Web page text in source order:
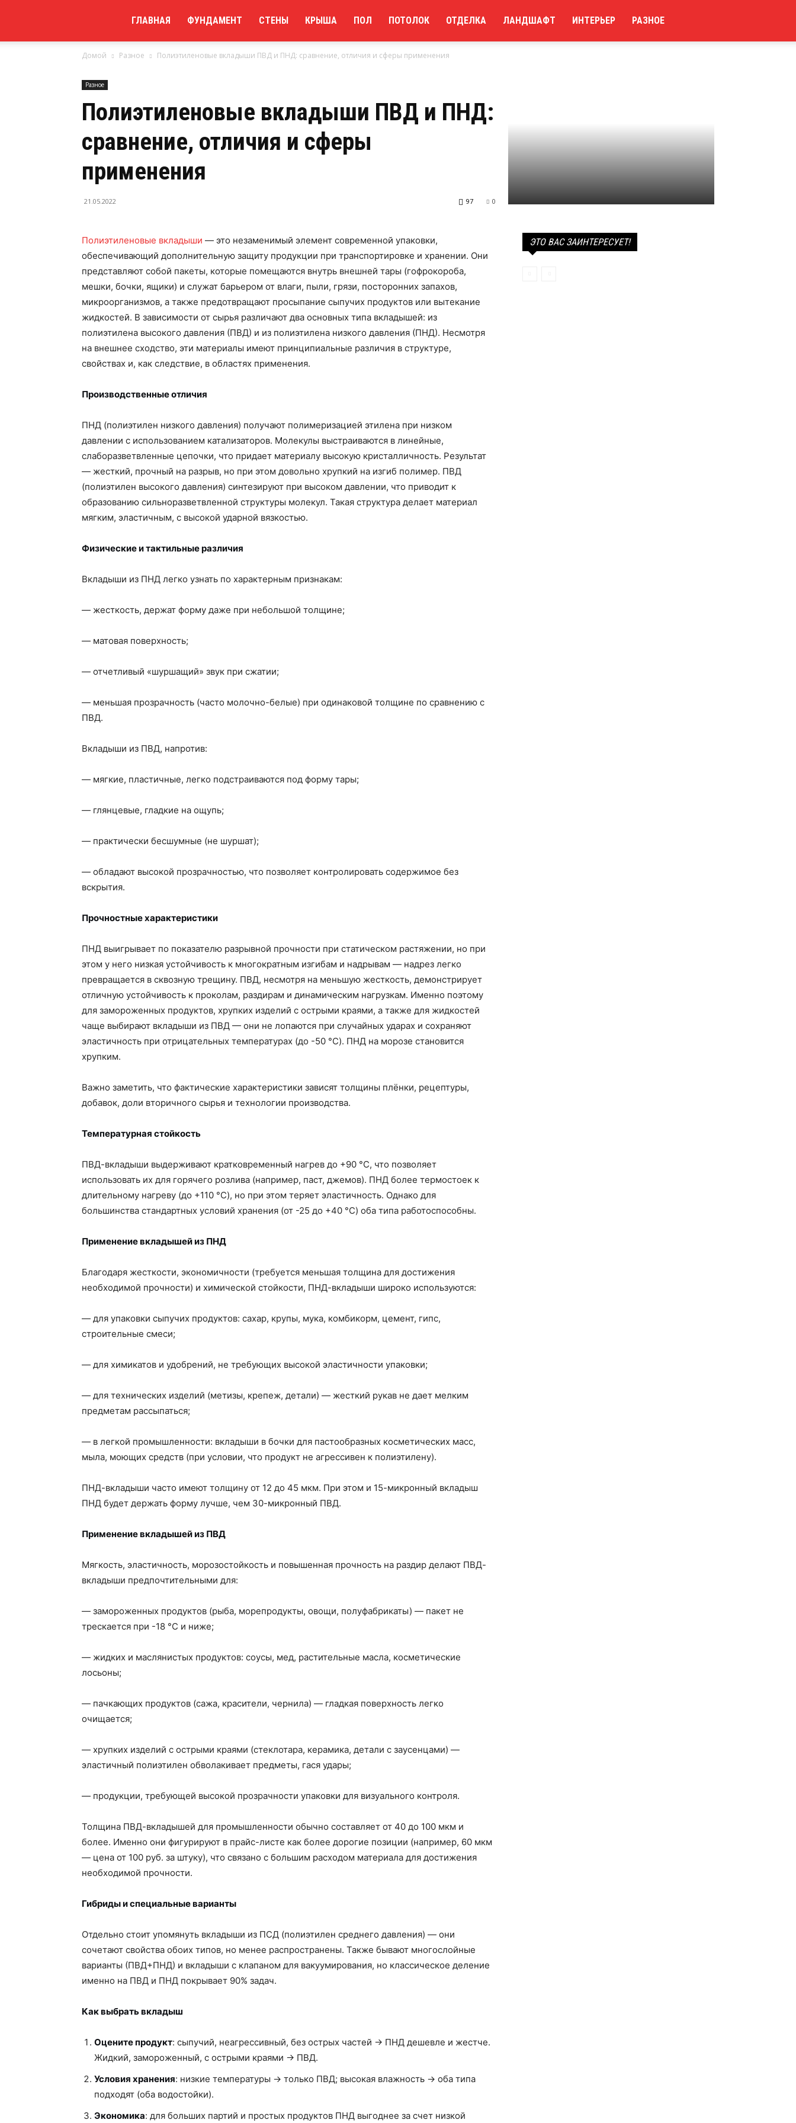
ГЛАВНАЯ ФУНДАМЕНТ СТЕНЫ КРЫША ПОЛ ПОТОЛОК ОТДЕЛКА ЛАНДШАФТ ИНТЕРЬЕР РАЗНОЕ
Домой Разное Полиэтиленовые вкладыши ПВД и ПНД: сравнение, отличия и сферы применения
Разное
Полиэтиленовые вкладыши ПВД и ПНД:
сравнение, отличия и сферы
применения
21.05.2022 0
97
Полиэтиленовые вкладыши — это незаменимый элемент современной упаковки,
обеспечивающий дополнительную защиту продукции при транспортировке и хранении. Они
представляют собой пакеты, которые помещаются внутрь внешней тары (гофрокороба,
мешки, бочки, ящики) и служат барьером от влаги, пыли, грязи, посторонних запахов,
микроорганизмов, а также предотвращают просыпание сыпучих продуктов или вытекание
жидкостей. В зависимости от сырья различают два основных типа вкладышей: из
полиэтилена высокого давления (ПВД) и из полиэтилена низкого давления (ПНД). Несмотря
на внешнее сходство, эти материалы имеют принципиальные различия в структуре,
свойствах и, как следствие, в областях применения.
Производственные отличия
ПНД (полиэтилен низкого давления) получают полимеризацией этилена при низком
давлении с использованием катализаторов. Молекулы выстраиваются в линейные,
слаборазветвленные цепочки, что придает материалу высокую кристалличность. Результат
— жесткий, прочный на разрыв, но при этом довольно хрупкий на изгиб полимер. ПВД
(полиэтилен высокого давления) синтезируют при высоком давлении, что приводит к
образованию сильноразветвленной структуры молекул. Такая структура делает материал
мягким, эластичным, с высокой ударной вязкостью.
Физические и тактильные различия
Вкладыши из ПНД легко узнать по характерным признакам:
— жесткость, держат форму даже при небольшой толщине;
— матовая поверхность;
— отчетливый «шуршащий» звук при сжатии;
— меньшая прозрачность (часто молочно-белые) при одинаковой толщине по сравнению с
ПВД.
Вкладыши из ПВД, напротив:
— мягкие, пластичные, легко подстраиваются под форму тары;
— глянцевые, гладкие на ощупь;
— практически бесшумные (не шуршат);
— обладают высокой прозрачностью, что позволяет контролировать содержимое без
вскрытия.
Прочностные характеристики
ПНД выигрывает по показателю разрывной прочности при статическом растяжении, но при
этом у него низкая устойчивость к многократным изгибам и надрывам — надрез легко
превращается в сквозную трещину. ПВД, несмотря на меньшую жесткость, демонстрирует
отличную устойчивость к проколам, раздирам и динамическим нагрузкам. Именно поэтому
для замороженных продуктов, хрупких изделий с острыми краями, а также для жидкостей
чаще выбирают вкладыши из ПВД — они не лопаются при случайных ударах и сохраняют
эластичность при отрицательных температурах (до -50 °C). ПНД на морозе становится
хрупким.
Важно заметить, что фактические характеристики зависят толщины плёнки, рецептуры,
добавок, доли вторичного сырья и технологии производства.
Температурная стойкость
ПВД-вкладыши выдерживают кратковременный нагрев до +90 °C, что позволяет
использовать их для горячего розлива (например, паст, джемов). ПНД более термостоек к
длительному нагреву (до +110 °C), но при этом теряет эластичность. Однако для
большинства стандартных условий хранения (от -25 до +40 °C) оба типа работоспособны.
Применение вкладышей из ПНД
Благодаря жесткости, экономичности (требуется меньшая толщина для достижения
необходимой прочности) и химической стойкости, ПНД-вкладыши широко используются:
— для упаковки сыпучих продуктов: сахар, крупы, мука, комбикорм, цемент, гипс,
строительные смеси;
— для химикатов и удобрений, не требующих высокой эластичности упаковки;
— для технических изделий (метизы, крепеж, детали) — жесткий рукав не дает мелким
предметам рассыпаться;
— в легкой промышленности: вкладыши в бочки для пастообразных косметических масс,
мыла, моющих средств (при условии, что продукт не агрессивен к полиэтилену).
ПНД-вкладыши часто имеют толщину от 12 до 45 мкм. При этом и 15-микронный вкладыш
ПНД будет держать форму лучше, чем 30-микронный ПВД.
Применение вкладышей из ПВД
Мягкость, эластичность, морозостойкость и повышенная прочность на раздир делают ПВД-
вкладыши предпочтительными для:
— замороженных продуктов (рыба, морепродукты, овощи, полуфабрикаты) — пакет не
трескается при -18 °C и ниже;
— жидких и маслянистых продуктов: соусы, мед, растительные масла, косметические
лосьоны;
— пачкающих продуктов (сажа, красители, чернила) — гладкая поверхность легко
очищается;
— хрупких изделий с острыми краями (стеклотара, керамика, детали с заусенцами) —
эластичный полиэтилен обволакивает предметы, гася удары;
— продукции, требующей высокой прозрачности упаковки для визуального контроля.
Толщина ПВД-вкладышей для промышленности обычно составляет от 40 до 100 мкм и
более. Именно они фигурируют в прайс-листе как более дорогие позиции (например, 60 мкм
— цена от 100 руб. за штуку), что связано с большим расходом материала для достижения
необходимой прочности.
Гибриды и специальные варианты
Отдельно стоит упомянуть вкладыши из ПСД (полиэтилен среднего давления) — они
сочетают свойства обоих типов, но менее распространены. Также бывают многослойные
варианты (ПВД+ПНД) и вкладыши с клапаном для вакуумирования, но классическое деление
именно на ПВД и ПНД покрывает 90% задач.
Как выбрать вкладыш
Оцените продукт: сыпучий, неагрессивный, без острых частей → ПНД дешевле и жестче.
Жидкий, замороженный, с острыми краями → ПВД.
Условия хранения: низкие температуры → только ПВД; высокая влажность → оба типа
подходят (оба водостойки).
Экономика: для больших партий и простых продуктов ПНД выгоднее за счет низкой
ЭТО ВАС ЗАИНТЕРЕСУЕТ!